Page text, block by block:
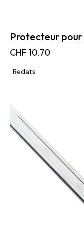
Protecteur
CHF 10.70
Redats